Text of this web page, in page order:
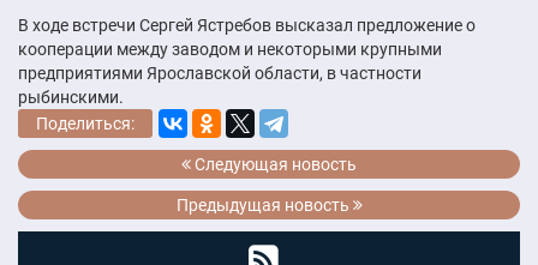
В ходе встречи Сергей Ястребов высказал предложение о
кооперации между заводом и некоторыми крупными
предприятиями Ярославской области, в частности
рыбинскими.
Поделиться:
Следующая новость
Предыдущая новость